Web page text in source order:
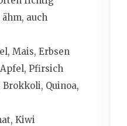
auch
Mais, Erbsen
Pfirsich
Brokkoli, Quinoa,
Kiwi